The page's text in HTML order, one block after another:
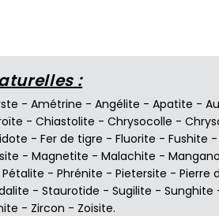
:
- Amétrine - Angélite - Apatite -
- Chiastolite - Chrysocolle -
- Fer de tigre - Fluorite - Fushite -
- Magnetite - Malachite -
Pétalite - Phrénite - Pietersite - Pierre
- Staurotide - Sugilite - Sunghite
- Zircon - Zoisite.